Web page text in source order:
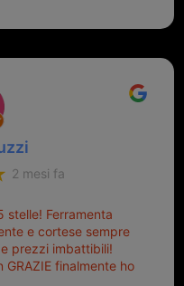
altro problema.
2 mesi fa
stelle! Ferramenta
e cortese sempre
prezzi imbattibili!
finalmente ho